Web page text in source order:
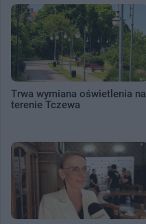
Trwa wymiana oświetlenia na
terenie Tczewa